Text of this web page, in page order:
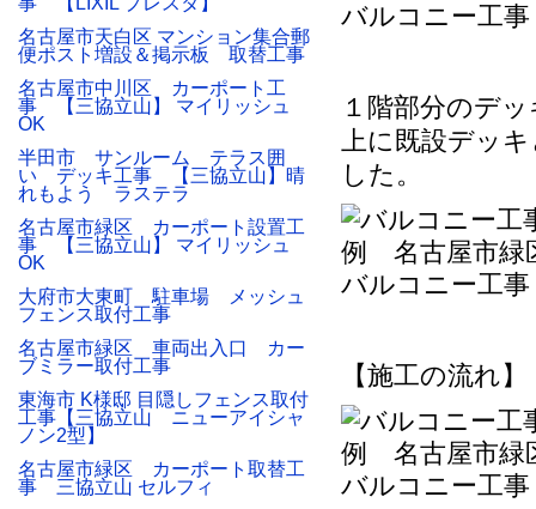
バルコニー工
１階部分のデ
上に既設デッ
した。
バルコニー工
【施工の流れ】
バルコニー工
名古屋市天白区 マンション集合郵
便ポスト増設＆掲示板 取替工事
名古屋市中川区 カーポート工
事 【三協立山】 マイリッシュ
OK
半田市 サンルーム テラス囲
い デッキ工事 【三協立山】晴
れもよう ラステラ
名古屋市緑区 カーポート設置工
事 【三協立山】 マイリッシュ
OK
大府市大東町 駐車場 メッシュ
フェンス取付工事
名古屋市緑区 車両出入口 カー
ブミラー取付工事
東海市 K様邸 目隠しフェンス取付
工事【三協立山 ニューアイシャ
ノン2型】
名古屋市緑区 カーポート取替工
事 三協立山 セルフィ